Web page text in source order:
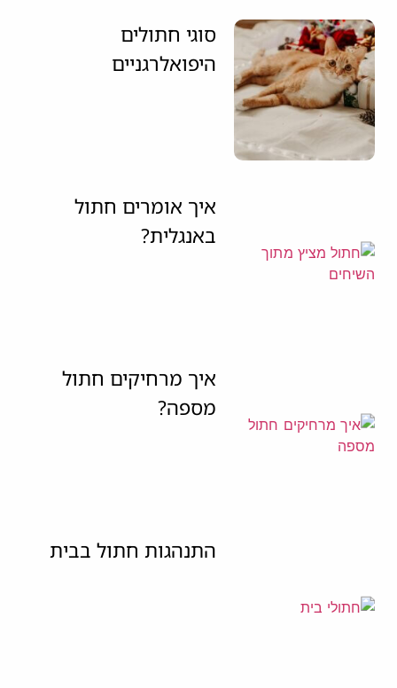
סוגי חתולים
היפואלרגניים
איך אומרים חתול
באנגלית?
איך מרחיקים חתול
מספה?
התנהגות חתול בבית